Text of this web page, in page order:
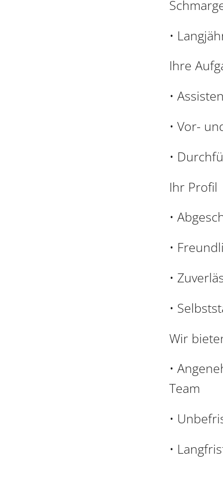
•
Ihre
•
• Vor-
•
Ihr Profil
•
•
•
•
Wir
•
Team
•
•